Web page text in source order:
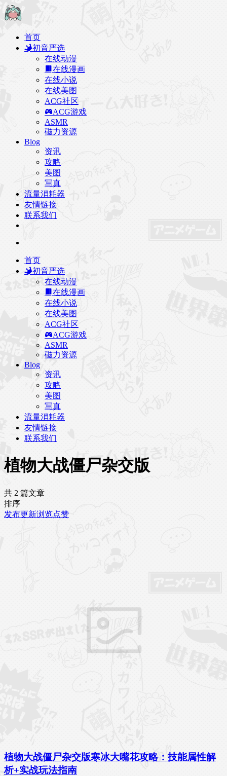
首页
初音严选
在线动漫
在线漫画
在线小说
在线美图
ACG社区
ACG游戏
ASMR
磁力资源
Blog
资讯
攻略
美图
写真
流量消耗器
友情链接
联系我们
首页
初音严选
在线动漫
在线漫画
在线小说
在线美图
ACG社区
ACG游戏
ASMR
磁力资源
Blog
资讯
攻略
美图
写真
流量消耗器
友情链接
联系我们
植物大战僵尸杂交版
共 2 篇文章
排序
发布更新浏览点赞
植物大战僵尸杂交版寒冰大嘴花攻略：技能属性解
析+实战玩法指南